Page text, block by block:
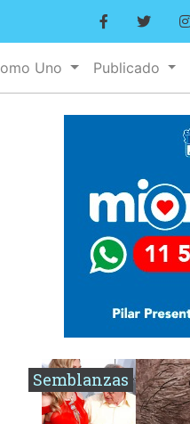
Uno Publicado
Semblanzas